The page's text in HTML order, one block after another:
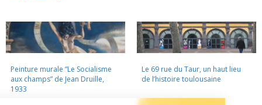
Peinture murale “Le Socialisme
aux champs” de Jean Druille,
1933
Le 69 rue du Taur, un haut lieu
de l’histoire toulousaine